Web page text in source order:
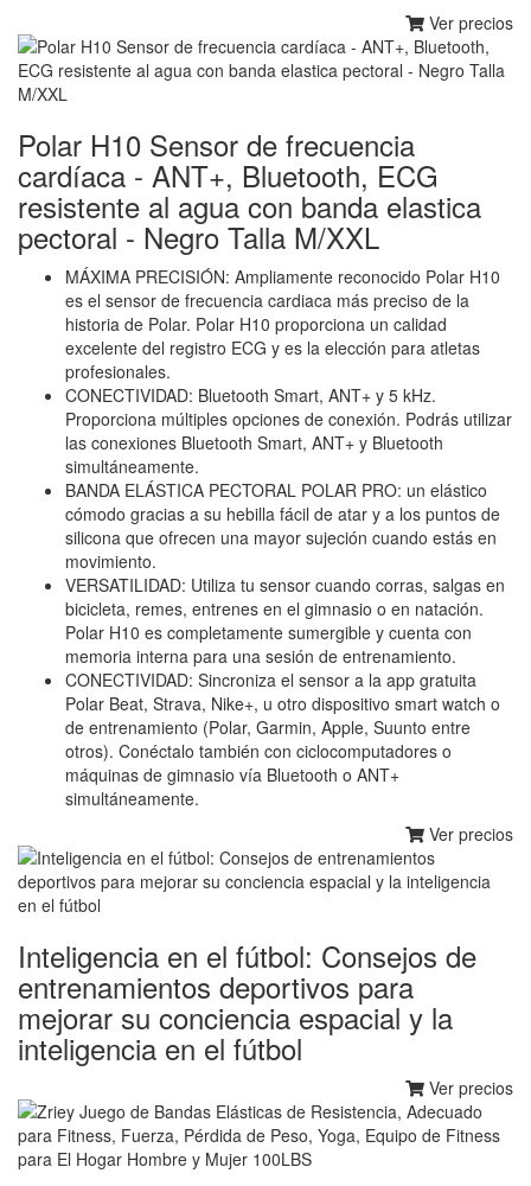
Ver precios
Polar H10 Sensor de frecuencia
cardíaca - ANT+, Bluetooth, ECG
resistente al agua con banda elastica
pectoral - Negro Talla M/XXL
MÁXIMA PRECISIÓN: Ampliamente reconocido Polar H10
es el sensor de frecuencia cardiaca más preciso de la
historia de Polar. Polar H10 proporciona un calidad
excelente del registro ECG y es la elección para atletas
profesionales.
CONECTIVIDAD: Bluetooth Smart, ANT+ y 5 kHz.
Proporciona múltiples opciones de conexión. Podrás utilizar
las conexiones Bluetooth Smart, ANT+ y Bluetooth
simultáneamente.
BANDA ELÁSTICA PECTORAL POLAR PRO: un elástico
cómodo gracias a su hebilla fácil de atar y a los puntos de
silicona que ofrecen una mayor sujeción cuando estás en
movimiento.
VERSATILIDAD: Utiliza tu sensor cuando corras, salgas en
bicicleta, remes, entrenes en el gimnasio o en natación.
Polar H10 es completamente sumergible y cuenta con
memoria interna para una sesión de entrenamiento.
CONECTIVIDAD: Sincroniza el sensor a la app gratuita
Polar Beat, Strava, Nike+, u otro dispositivo smart watch o
de entrenamiento (Polar, Garmin, Apple, Suunto entre
otros). Conéctalo también con ciclocomputadores o
máquinas de gimnasio vía Bluetooth o ANT+
simultáneamente.
Ver precios
Inteligencia en el fútbol: Consejos de
entrenamientos deportivos para
mejorar su conciencia espacial y la
inteligencia en el fútbol
Ver precios